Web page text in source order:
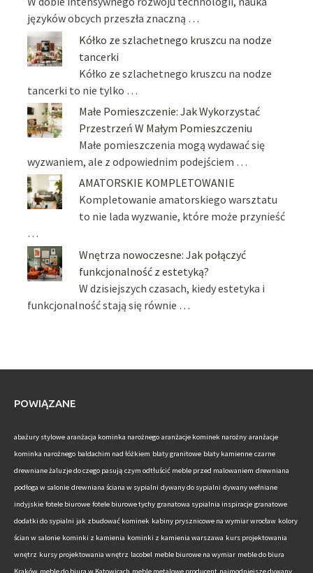
języków obcych przeszła znaczną …
Kółko ze szlachetnego kruszcu na nodze
tancerki
Kółko ze szlachetnego kruszcu na nodze
tancerki to nie tylko …
Małe Pomieszczenie: Jak Wykorzystać
Przestrzeń W Małym Pomieszczeniu
Małe pomieszczenia mogą wydawać się
wyzwaniem, ale z odpowiednim podejściem …
AMATORSKIE KOMPLETOWANIE
Kompletowanie amatorskiego warsztatu
to nie lada wyzwanie, które może przynieść
…
Wnętrza nowoczesne: Jak połączyć
funkcjonalność z estetyką?
W dzisiejszych czasach, kiedy estetyka i
funkcjonalność stają się równie …
POWIĄZANE
abażury stylowe aranżacja kominka narożnego aranżacje kominek narożny aranżacje
kominka narożnego baldachim nad łóżkiem blaty granitowe blaty kamienne czarne
drewniane żaluzje do czego pasują czym odtłuścić meble przed malowaniem drewniana
podłoga w salonie drewniana ściana w sypialni dywany do sypialni dywany wełniane
indyjskie fotele biurowe fotele biurowe tychy granatowa sypialnia inspiracje granatowe
dodatki do sypialni jak zbudować kominek kabiny prysznicowe na wymiar wrocław kolory
ścian w salonie kominki z kamienia kominki z kamienia warszawa kurs projektowania
wnętrz kursy projektowania wnętrz lacobel meble biurowe na wymiar meble do biura
Kraków meble do biura w Katowicach meble metalowe producent najmodniejsze dywany